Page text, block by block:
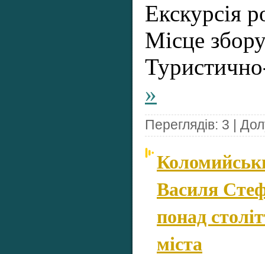
Екскурсія
Місце
»
Переглядів: 3 |
Василя
понад
міста